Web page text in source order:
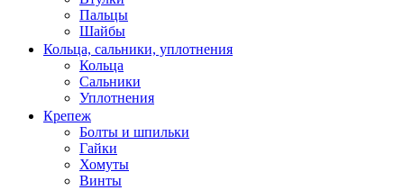
Пальцы
Шайбы
Кольца, сальники, уплотнения
Кольца
Сальники
Уплотнения
Крепеж
Болты и шпильки
Гайки
Хомуты
Винты